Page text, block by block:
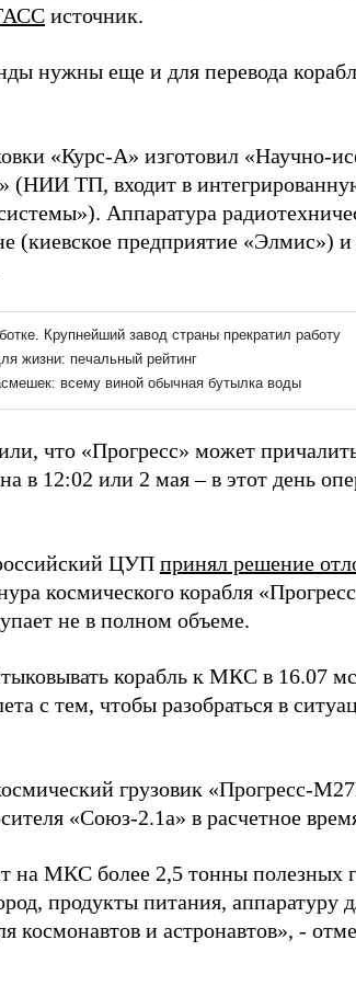
источник.
нужны еще и для перевода
«Курс-А» изготовил «Научно-
(НИИ ТП, входит в
Аппаратура
(киевское предприятие «Элмис»)
что «Прогресс» может
в 12:02 или 2 мая – в этот день
ЦУП принял решение
космического корабля
не в полном объеме.
корабль к МКС в 16.07
с тем, чтобы разобраться в
грузовик «Прогресс-
«Союз-2.1а» в расчетное
на МКС более 2,5 тонны полезных
продукты питания, аппаратуру
космонавтов и астронавтов», -